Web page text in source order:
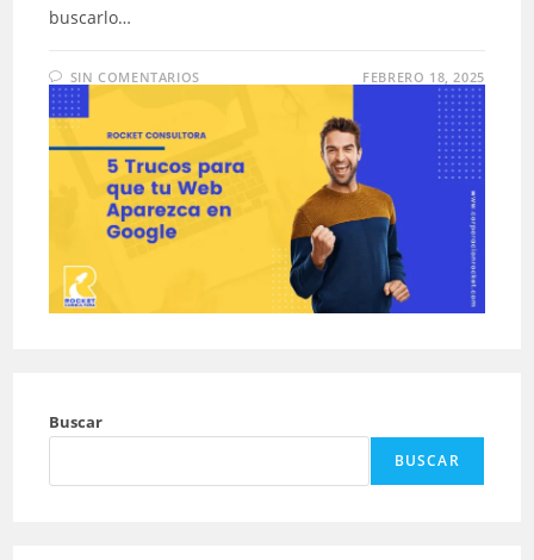
buscarlo…
SIN COMENTARIOS FEBRERO 18, 2025
Buscar
BUSCAR